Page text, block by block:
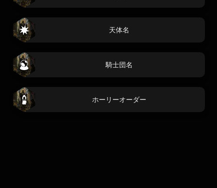
天体名
騎士団名
ホーリーオーダー